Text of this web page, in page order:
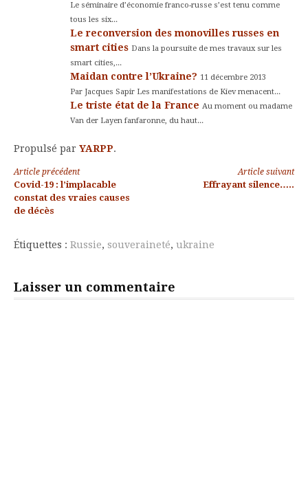
Le séminaire d’économie franco-russe s’est tenu comme
tous les six...
Le reconversion des monovilles russes en
smart cities Dans la poursuite de mes travaux sur les
smart cities,...
Maidan contre l’Ukraine? 11 décembre 2013
Par Jacques Sapir Les manifestations de Kiev menacent...
Le triste état de la France Au moment ou madame
Van der Layen fanfaronne, du haut...
Propulsé par YARPP.
Lire
la
Article précédent
Covid-19 : l’implacable
constat des vraies causes
de décès
Article suivant
Effrayant silence…..
Étiquettes : Russie, souveraineté, ukraine
Laisser un commentaire